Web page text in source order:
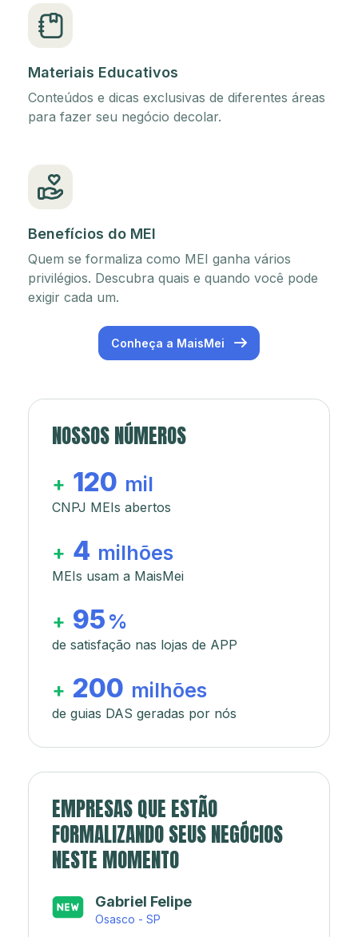
Materiais Educativos
Conteúdos e dicas exclusivas de diferentes áreas
para fazer seu negócio decolar.
Benefícios do MEI
Quem se formaliza como MEI ganha vários
privilégios. Descubra quais e quando você pode
exigir cada um.
Conheça a MaisMei
NOSSOS NÚMEROS
+ 120 mil
CNPJ MEIs abertos
+ 4 milhões
MEIs usam a MaisMei
+ 95 %
de satisfação nas lojas de APP
+ 200 milhões
de guias DAS geradas por nós
EMPRESAS QUE ESTÃO
FORMALIZANDO SEUS NEGÓCIOS
NESTE MOMENTO
Japa’s açaí e sorveteria
Rio de Janeiro - RJ